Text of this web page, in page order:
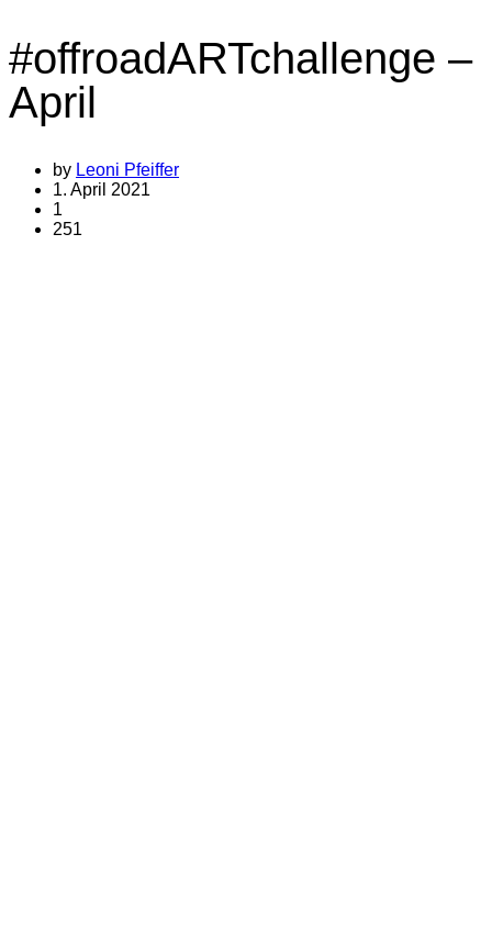
#offroadARTchallenge –
April
by Leoni Pfeiffer
1. April 2021
1
251